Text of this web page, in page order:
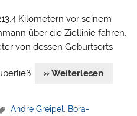
Kilometern vor seinem
über die Ziellinie fahren,
von dessen Geburtsorts
» Weiterlesen
Andre Greipel
Bora-